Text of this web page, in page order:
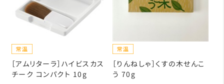
［アムリターラ］ハイビスカス
チーク コンパクト 10g
［りんねしゃ］くすの木せんこ
う 70g